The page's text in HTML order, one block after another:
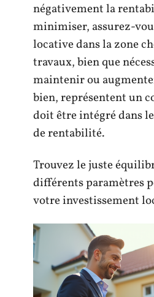
négativement la
minimiser, assurez-
locative dans la zone
travaux, bien que
maintenir ou
bien, représentent un
doit être intégré dans
de rentabilité.
Trouvez le juste
différents paramètres
votre investissement